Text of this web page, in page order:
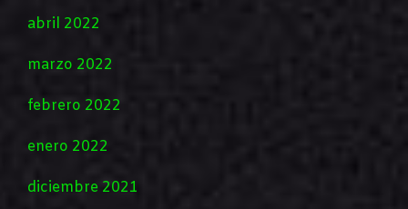
abril 2022
marzo 2022
febrero 2022
enero 2022
diciembre 2021